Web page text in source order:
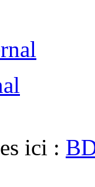
ici :